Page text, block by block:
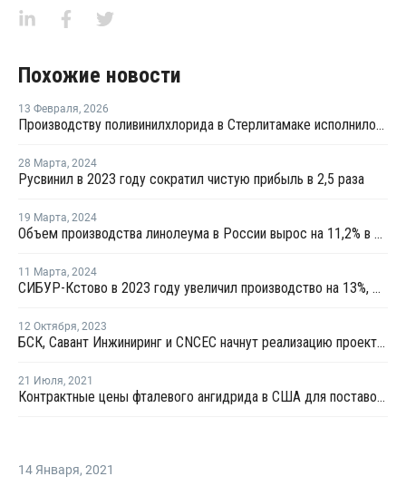
Похожие новости
13 Февраля, 2026
Производству поливинилхлорида в Стерлитамаке исполнилось 60 лет
28 Марта, 2024
Русвинил в 2023 году сократил чистую прибыль в 2,5 раза
19 Марта, 2024
Объем производства линолеума в России вырос на 11,2% в 2023 году
11 Марта, 2024
СИБУР-Кстово в 2023 году увеличил производство на 13%, Русвинил — на 6%
12 Октября, 2023
БСК, Савант Инжиниринг и CNCEC начнут реализацию проекта по производству эмульсионного ПВХ
21 Июля, 2021
Контрактные цены фталевого ангидрида в США для поставок в августе выросли на USD44 за тонну
14 Января, 2021